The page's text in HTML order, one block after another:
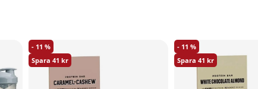
11
41
11
41